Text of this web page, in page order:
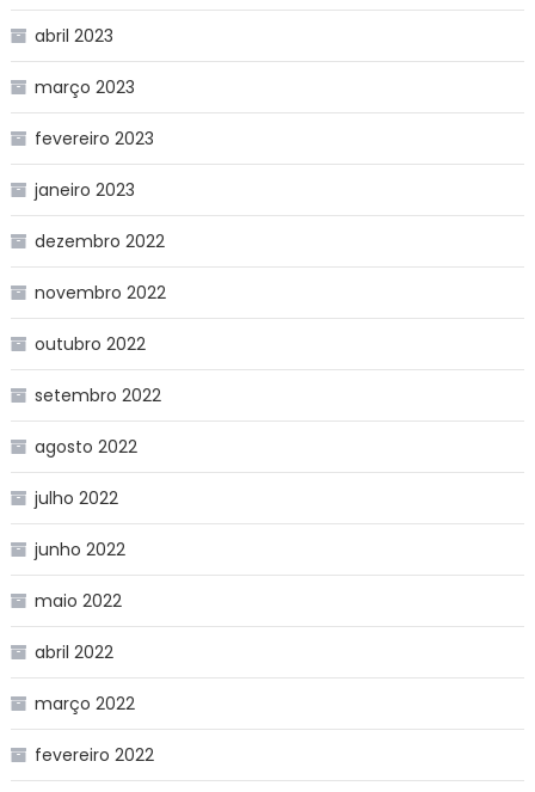
abril 2023
março 2023
fevereiro 2023
janeiro 2023
dezembro 2022
novembro 2022
outubro 2022
setembro 2022
agosto 2022
julho 2022
junho 2022
maio 2022
abril 2022
março 2022
fevereiro 2022